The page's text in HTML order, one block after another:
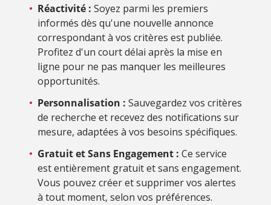
• Réactivité : Soyez parmi les premiers
informés dès qu'une nouvelle annonce
correspondant à vos critères est publiée.
Profitez d'un court délai après la mise en
ligne pour ne pas manquer les meilleures
opportunités.
• Personnalisation : Sauvegardez vos critères
de recherche et recevez des notifications sur
mesure, adaptées à vos besoins spécifiques.
• Gratuit et Sans Engagement : Ce service
est entièrement gratuit et sans engagement.
Vous pouvez créer et supprimer vos alertes
à tout moment, selon vos préférences.